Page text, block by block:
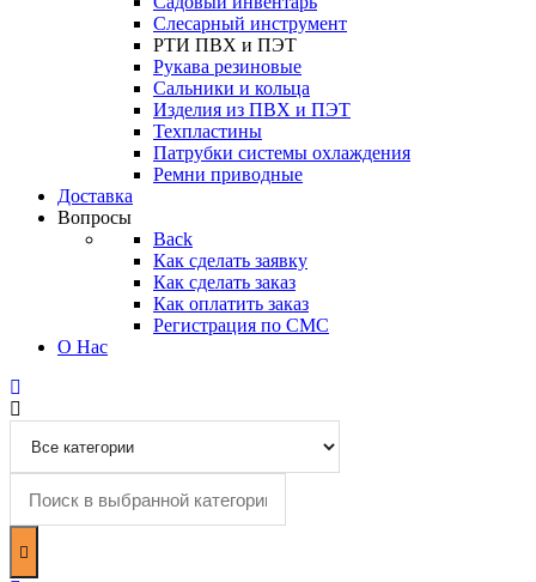
Слесарный инструмент
РТИ ПВХ и ПЭТ
Рукава резиновые
Сальники и кольца
Изделия из ПВХ и ПЭТ
Техпластины
Патрубки системы охлаждения
Ремни приводные
Доставка
Вопросы
Back
Как сделать заявку
Как сделать заказ
Как оплатить заказ
Регистрация по СМС
О Нас